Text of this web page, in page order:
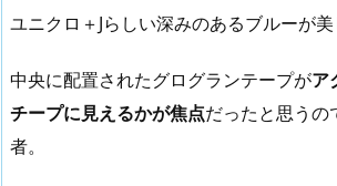
ユニクロ＋Jらしい深みのあるブルーが美
中央に配置されたグログランテープがア
チープに見えるかが焦点だったと思うの
者。